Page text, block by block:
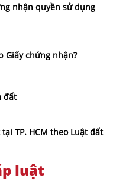
nhận quyền sử dụng
Giấy chứng nhận?
đất
TP. HCM theo Luật đất
luật